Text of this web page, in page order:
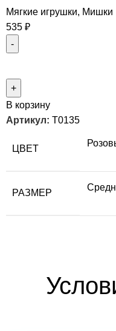
Мягкие игрушки, Мишки
535 ₽
В корзину
Артикул: T0135
ЦВЕТ
РАЗМЕР